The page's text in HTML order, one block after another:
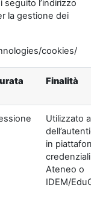
l’indirizzo
la gestione dei
cookies/
Finalità
Utilizzato ai
in
credenziali di
Ateneo o
IDEM/